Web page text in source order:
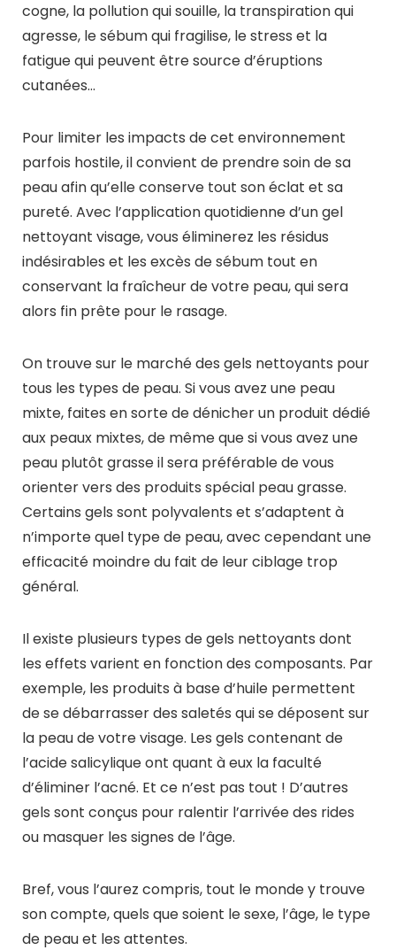
cogne, la pollution qui souille, la transpiration qui
agresse, le sébum qui fragilise, le stress et la
fatigue qui peuvent être source d’éruptions
cutanées…
Pour limiter les impacts de cet environnement
parfois hostile, il convient de prendre soin de sa
peau afin qu’elle conserve tout son éclat et sa
pureté. Avec l’application quotidienne d’un gel
nettoyant visage, vous éliminerez les résidus
indésirables et les excès de sébum tout en
conservant la fraîcheur de votre peau, qui sera
alors fin prête pour le rasage.
On trouve sur le marché des gels nettoyants pour
tous les types de peau. Si vous avez une peau
mixte, faites en sorte de dénicher un produit dédié
aux peaux mixtes, de même que si vous avez une
peau plutôt grasse il sera préférable de vous
orienter vers des produits spécial peau grasse.
Certains gels sont polyvalents et s’adaptent à
n’importe quel type de peau, avec cependant une
efficacité moindre du fait de leur ciblage trop
général.
Il existe plusieurs types de gels nettoyants dont
les effets varient en fonction des composants. Par
exemple, les produits à base d’huile permettent
de se débarrasser des saletés qui se déposent sur
la peau de votre visage. Les gels contenant de
l’acide salicylique ont quant à eux la faculté
d’éliminer l’acné. Et ce n’est pas tout ! D’autres
gels sont conçus pour ralentir l’arrivée des rides
ou masquer les signes de l’âge.
Bref, vous l’aurez compris, tout le monde y trouve
son compte, quels que soient le sexe, l’âge, le type
de peau et les attentes.